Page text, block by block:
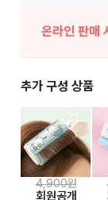
온라인 판매
추가 구성 상품
4,900원
회원공개